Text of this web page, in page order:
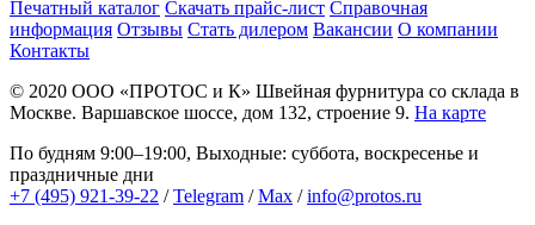
Печатный каталог Скачать прайс-лист Справочная
информация Отзывы Стать дилером Вакансии О компании
Контакты
© 2020 ООО «ПРОТОС и К» Швейная фурнитура со склада в
Москве. Варшавское шоссе, дом 132, строение 9. На карте
По будням 9:00–19:00, Выходные: суббота, воскресенье и
праздничные дни
+7 (495) 921-39-22 /Telegram /Max /info@protos.ru